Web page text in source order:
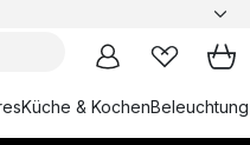
Küche & KochenBeleuchtung